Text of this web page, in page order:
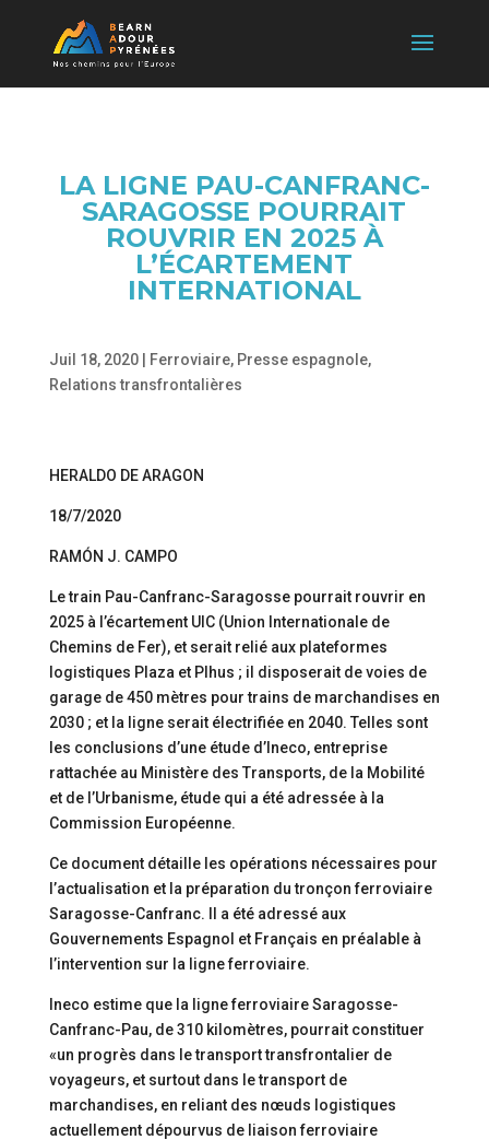
LA LIGNE PAU-CANFRANC-
SARAGOSSE POURRAIT
ROUVRIR EN 2025 À
L’ÉCARTEMENT
INTERNATIONAL
Juil 18, 2020| Ferroviaire, Presse espagnole,
Relations transfrontalières
HERALDO DE ARAGON
18/7/2020
RAMÓN J. CAMPO
Le train Pau-Canfranc-Saragosse pourrait rouvrir en
2025 à l’écartement UIC (Union Internationale de
Chemins de Fer), et serait relié aux plateformes
logistiques Plaza et Plhus ; il disposerait de voies de
garage de 450 mètres pour trains de marchandises en
2030 ; et la ligne serait électrifiée en 2040. Telles sont
les conclusions d’une étude d’Ineco, entreprise
rattachée au Ministère des Transports, de la Mobilité
et de l’Urbanisme, étude qui a été adressée à la
Commission Européenne.
Ce document détaille les opérations nécessaires pour
l’actualisation et la préparation du tronçon ferroviaire
Saragosse-Canfranc. Il a été adressé aux
Gouvernements Espagnol et Français en préalable à
l’intervention sur la ligne ferroviaire.
Ineco estime que la ligne ferroviaire Saragosse-
Canfranc-Pau, de 310 kilomètres, pourrait constituer
«un progrès dans le transport transfrontalier de
voyageurs, et surtout dans le transport de
marchandises, en reliant des nœuds logistiques
actuellement dépourvus de liaison ferroviaire